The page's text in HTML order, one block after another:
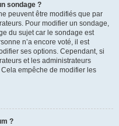
sondage ?
peuvent être modifiés que par
Pour modifier un sondage,
du sujet car le sondage est
n’a encore voté, il est
ses options. Cependant, si
et les administrateurs
empêche de modifier les
?